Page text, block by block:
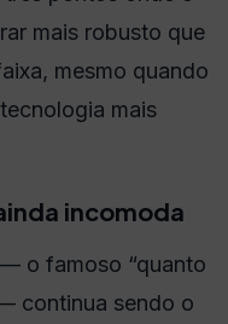
mais robusto que
mesmo quando
mais
incomoda
o famoso “quanto
continua sendo o